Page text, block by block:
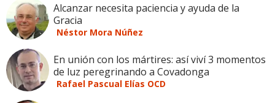
Alcanzar necesita paciencia y ayuda de la
Gracia
Néstor Mora Núñez
En unión con los mártires: así viví 3 momentos
de luz peregrinando a Covadonga
Rafael Pascual Elías OCD